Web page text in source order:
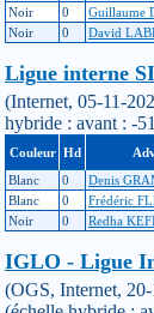
Noir
0 Guillaume
Noir
0 David
Ligue interne
(Internet, 05-11-
hybride : avant : -
Couleur Hd
Blanc
0 Denis
Blanc
0 Frédéric
Noir
0 Redha
IGLO - Ligue
(OGS, Internet,